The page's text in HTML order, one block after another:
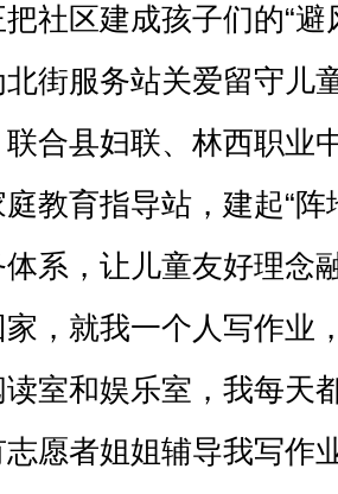
社区建成孩子们的“避
街服务站关爱留守儿
合县妇联、林西职业
教育指导站，建起“
系，让儿童友好理念
，就我一个人写作业
读室和娱乐室，我每天
愿者姐姐辅导我写作